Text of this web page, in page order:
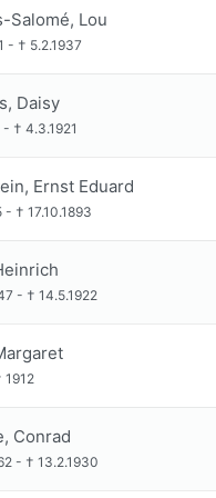
Salomé, Lou
- † 5.2.1937
Daisy
- † 4.3.1921
Ernst Eduard
- † 17.10.1893
- † 14.5.1922
1912
Conrad
- † 13.2.1930